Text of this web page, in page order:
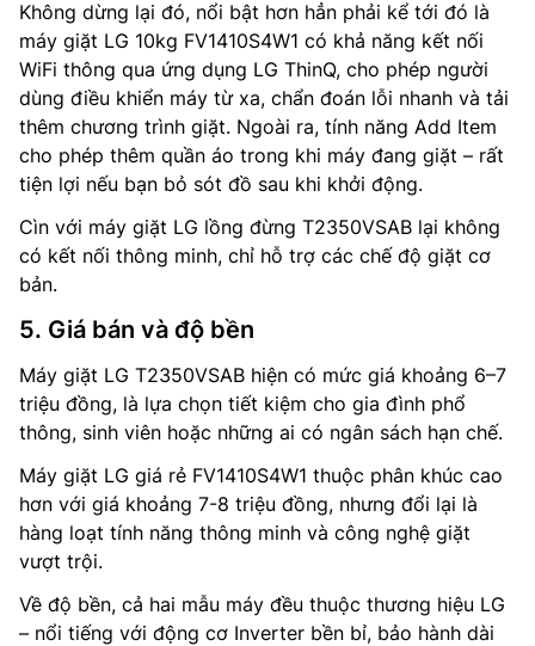
Không dừng lại đó, nổi bật hơn hẳn phải kể tới đó là
máy giặt LG 10kg FV1410S4W1 có khả năng kết nối
WiFi thông qua ứng dụng LG ThinQ, cho phép người
dùng điều khiển máy từ xa, chẩn đoán lỗi nhanh và tải
thêm chương trình giặt. Ngoài ra, tính năng Add Item
cho phép thêm quần áo trong khi máy đang giặt – rất
tiện lợi nếu bạn bỏ sót đồ sau khi khởi động.
Cìn với máy giặt LG lồng đừng T2350VSAB lại không
có kết nối thông minh, chỉ hỗ trợ các chế độ giặt cơ
bản.
5. Giá bán và độ bền
Máy giặt LG T2350VSAB hiện có mức giá khoảng 6–7
triệu đồng, là lựa chọn tiết kiệm cho gia đình phổ
thông, sinh viên hoặc những ai có ngân sách hạn chế.
Máy giặt LG giá rẻ FV1410S4W1 thuộc phân khúc cao
hơn với giá khoảng 7-8 triệu đồng, nhưng đổi lại là
hàng loạt tính năng thông minh và công nghệ giặt
vượt trội.
Về độ bền, cả hai mẫu máy đều thuộc thương hiệu LG
– nổi tiếng với động cơ Inverter bền bỉ, bảo hành dài